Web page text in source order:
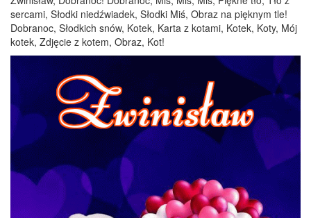
sercami, Słodki niedźwiadek, Słodki Miś, Obraz na pięknym tle!
Dobranoc, Słodkich snów, Kotek, Karta z kotami, Kotek, Koty, Mój
kotek, Zdjęcie z kotem, Obraz, Kot!